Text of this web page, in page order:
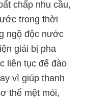
chấp nhu cầu,
trong thời
ngộ độc nước
giải bị pha
liên tục để đào
vì giúp thanh
thể mệt mỏi,